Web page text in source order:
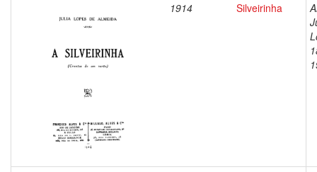
1914 Silveirinha